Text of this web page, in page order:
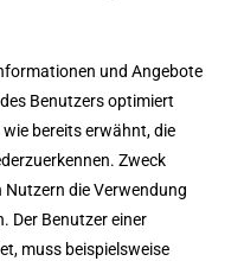
und Angebote
Benutzers optimiert
bereits erwähnt, die
Zweck
Nutzern die Verwendung
Der Benutzer einer
muss beispielsweise